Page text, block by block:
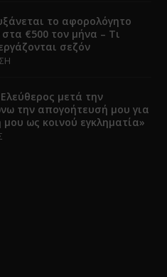
το αφορολόγητο
€500 τον μήνα – Τι
σεζόν
μετά την
την απογοήτευσή μου για
ως κοινού εγκληματία»